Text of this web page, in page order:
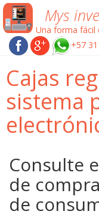
Mys
Una forma fácil
+57
Cajas
sistema
Consulte
de
de